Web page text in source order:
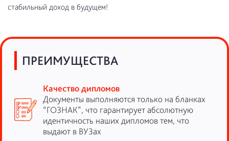
стабильный доход в будущем!
ПРЕИМУЩЕСТВА
Качество дипломов
Документы выполняются только на бланках
“ГОЗНАК”, что гарантирует абсолютную
идентичность наших дипломов тем, что
выдают в ВУЗах